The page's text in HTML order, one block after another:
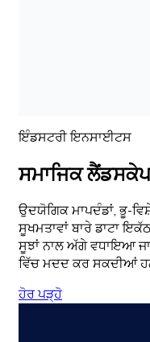
ਇੰਡਸਟਰੀ ਇਨਸਾਈਟਸ
ਸਮਾਜਿਕ
ਉਦਯੋਗਿਕ ਮਾਪਦੰਡਾਂ, ਭੂ-
ਸੂਖਮਤਾਵਾਂ ਬਾਰੇ ਡਾਟਾ
ਸੂਝਾਂ ਨਾਲ ਅੱਗੇ ਵਧਾਇਆ
ਵਿੱਚ ਮਦਦ ਕਰ ਸਕਦੀਆਂ
ਹੋਰ ਪੜ੍ਹੋ